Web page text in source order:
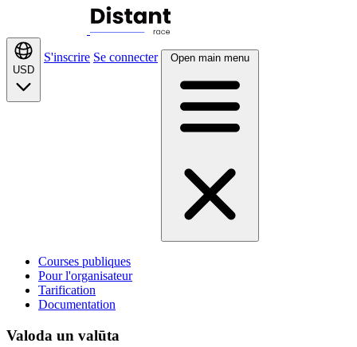
USD
S'inscrire Se connecter Open main menu
Courses publiques
Pour l'organisateur
Tarification
Documentation
Valoda un valūta